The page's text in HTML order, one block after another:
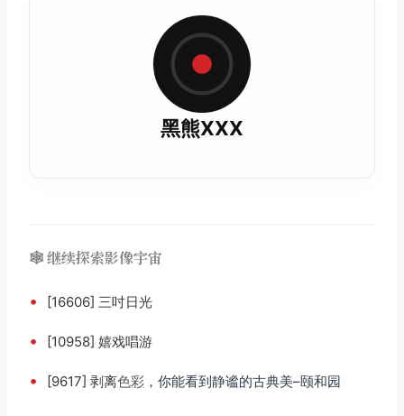
黑熊XXX
🕸️ 继续探索影像宇宙
• [16606] 三吋日光
• [10958] 嬉戏唱游
• [9617] 剥离色彩 ，你能看到静谧的古典美–颐和园